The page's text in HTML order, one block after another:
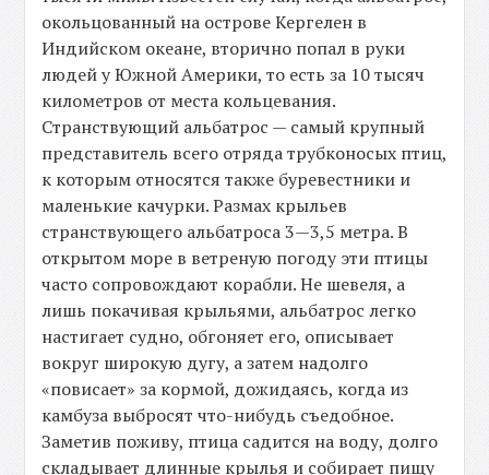
окольцованный на острове Кергелен в
Индийском океане, вторично попал в руки
людей у Южной Америки, то есть за 10 тысяч
километров от места кольцевания.
Странствующий альбатрос — самый крупный
представитель всего отряда трубконосых птиц,
к которым относятся также буревестники и
маленькие качурки. Размах крыльев
странствующего альбатроса 3—3,5 метра. В
открытом море в ветреную погоду эти птицы
часто сопровождают корабли. Не шевеля, а
лишь покачивая крыльями, альбатрос легко
настигает судно, обгоняет его, описывает
вокруг широкую дугу, а затем надолго
«повисает» за кормой, дожидаясь, когда из
камбуза выбросят что-нибудь съедобное.
Заметив поживу, птица садится на воду, долго
складывает длинные крылья и собирает пищу